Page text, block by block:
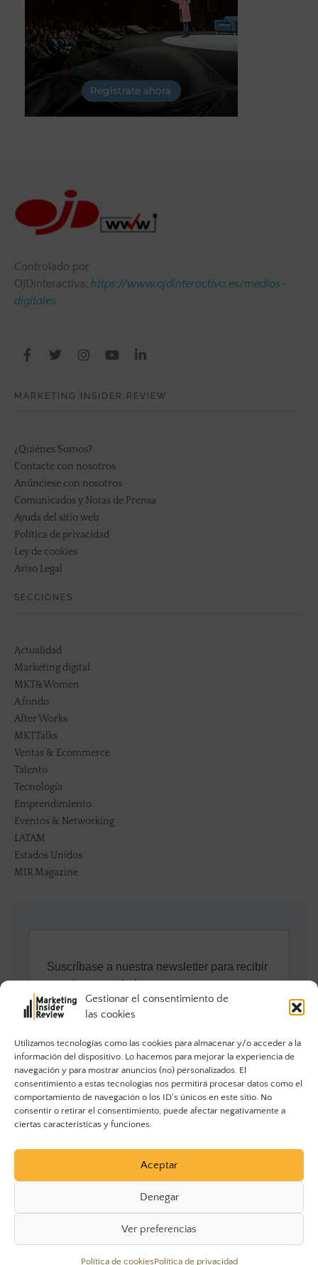
Gestionar el consentimiento de
las cookies
Utilizamos tecnologías como las cookies para almacenar y/o acceder a la
información del dispositivo. Lo hacemos para mejorar la experiencia de
navegación y para mostrar anuncios (no) personalizados. El
consentimiento a estas tecnologías nos permitirá procesar datos como el
comportamiento de navegación o los ID's únicos en este sitio. No
consentir o retirar el consentimiento, puede afectar negativamente a
ciertas características y funciones.
Aceptar
Denegar
Ver preferencias
Política de cookiesPolítica de privacidad
Controlado por
OJDinteractiva: https://www.ojdinteractiva.es/medios-
digitales
MARKETING INSIDER REVIEW
¿Quiénes Somos?
Contacte con nosotros
Anúnciese con nosotros
Comunicados y Notas de Prensa
Ayuda del sitio web
Política de privacidad
Ley de cookies
Aviso Legal
SECCIONES
Actualidad
Marketing digital
MKT&Women
A fondo
After Works
MKTTalks
Ventas & Ecommerce
Talento
Tecnología
Emprendimiento
Eventos & Networking
LATAM
Estados Unidos
MIR Magazine
© 2023 Marketing Insider Review. Todos los derechos